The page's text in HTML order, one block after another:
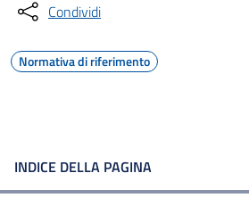
Condividi
Normativa di riferimento
INDICE DELLA PAGINA